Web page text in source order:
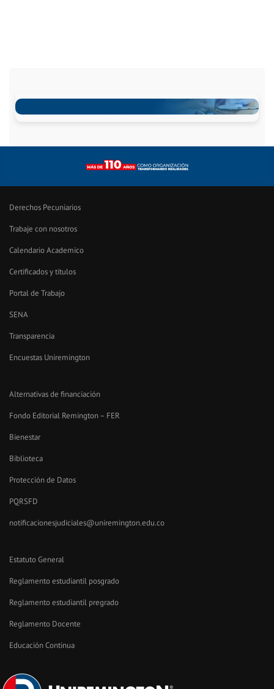
Derechos Pecuniarios
Trabaje con nosotros
Calendario Academico
Certificados y títulos
Portal de Trabajo
SENA
Transparencia
Encuestas Uniremington
Alternativas de financiación
Fondo Editorial Remington – FER
Bienestar
Biblioteca
Protección de Datos
PQRSFD
notificacionesjudiciales@uniremington.edu.co
Estatuto General
Reglamento estudiantil posgrado
Reglamento estudiantil pregrado
Reglamento Docente
Educación Continua